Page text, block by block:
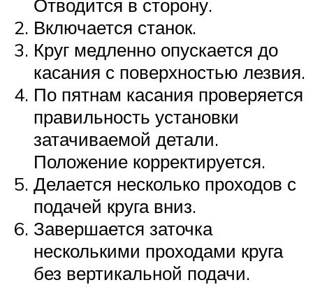
Отводится в сторону.
Включается станок.
Круг медленно опускается до
касания с поверхностью лезвия.
По пятнам касания проверяется
правильность установки
затачиваемой детали.
Положение корректируется.
Делается несколько проходов с
подачей круга вниз.
Завершается заточка
несколькими проходами круга
без вертикальной подачи.